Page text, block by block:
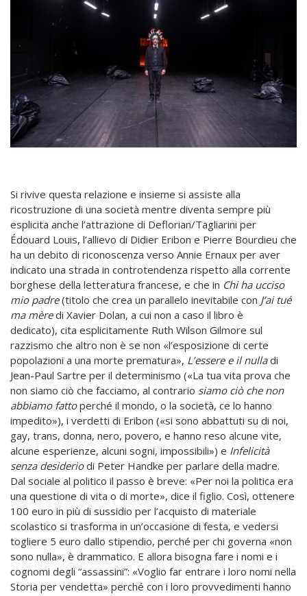
Si rivive questa relazione e insieme si assiste alla
ricostruzione di una società mentre diventa sempre più
esplicita anche l’attrazione di Deflorian/Tagliarini per
Édouard Louis, l’allievo di Didier Eribon e Pierre Bourdieu che
ha un debito di riconoscenza verso Annie Ernaux per aver
indicato una strada in controtendenza rispetto alla corrente
borghese della letteratura francese, e che in Chi ha ucciso
mio padre(titolo che crea un parallelo inevitabile con J’ai tué
ma mèredi Xavier Dolan, a cui non a caso il libro è
dedicato), cita esplicitamente Ruth Wilson Gilmore sul
razzismo che altro non è se non «l’esposizione di certe
popolazioni a una morte prematura», L’essere e il nulladi
Jean-Paul Sartre per il determinismo («La tua vita prova che
non siamo ciò che facciamo, al contrario siamo ciò che non
abbiamo fattoperché il mondo, o la società, ce lo hanno
impedito»), i verdetti di Eribon («si sono abbattuti su di noi,
gay, trans, donna, nero, povero, e hanno reso alcune vite,
alcune esperienze, alcuni sogni, impossibili») e Infelicità
senza desideriodi Peter Handke per parlare della madre.
Dal sociale al politico il passo è breve: «Per noi la politica era
una questione di vita o di morte», dice il figlio. Così, ottenere
100 euro in più di sussidio per l’acquisto di materiale
scolastico si trasforma in un’occasione di festa, e vedersi
togliere 5 euro dallo stipendio, perché per chi governa «non
sono nulla», è drammatico. E allora bisogna fare i nomi e i
cognomi degli “assassini”: «Voglio far entrare i loro nomi nella
Storia per vendetta» perché con i loro provvedimenti hanno